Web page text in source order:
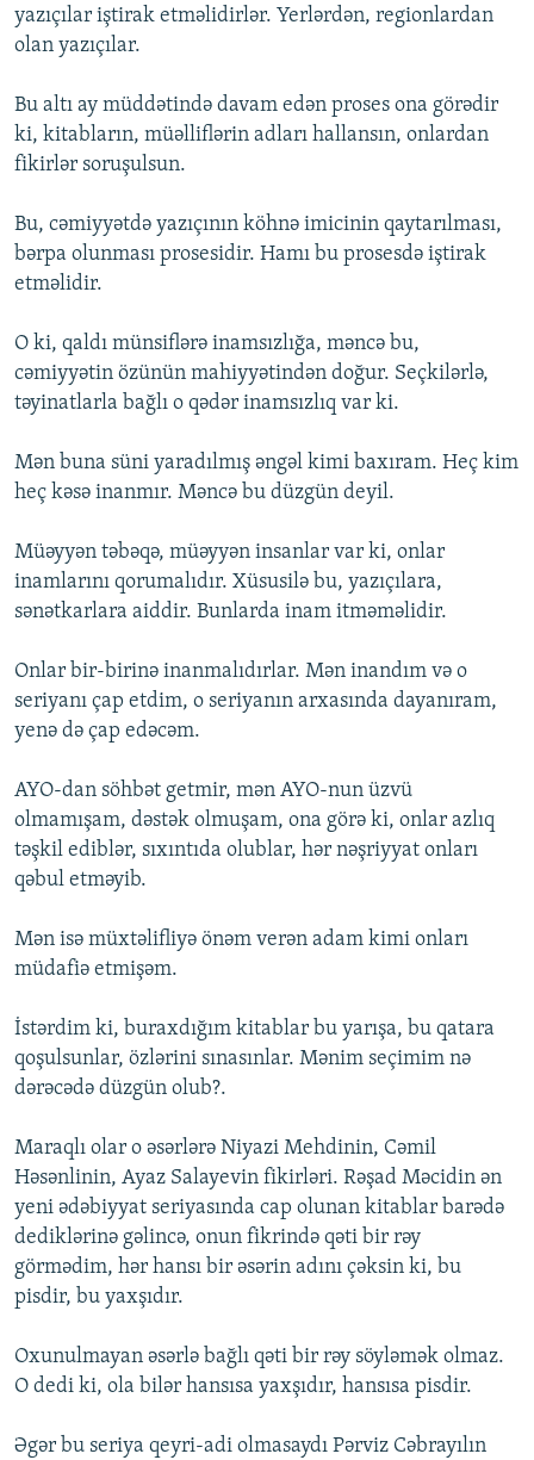
yazıçılar iştirak etməlidirlər. Yerlərdən, regionlardan
olan yazıçılar.
Bu altı ay müddətində davam edən proses ona görədir
ki, kitabların, müəlliflərin adları hallansın, onlardan
fikirlər soruşulsun.
Bu, cəmiyyətdə yazıçının köhnə imicinin qaytarılması,
bərpa olunması prosesidir. Hamı bu prosesdə iştirak
etməlidir.
O ki, qaldı münsiflərə inamsızlığa, məncə bu,
cəmiyyətin özünün mahiyyətindən doğur. Seçkilərlə,
təyinatlarla bağlı o qədər inamsızlıq var ki.
Mən buna süni yaradılmış əngəl kimi baxıram. Heç kim
heç kəsə inanmır. Məncə bu düzgün deyil.
Müəyyən təbəqə, müəyyən insanlar var ki, onlar
inamlarını qorumalıdır. Xüsusilə bu, yazıçılara,
sənətkarlara aiddir. Bunlarda inam itməməlidir.
Onlar bir-birinə inanmalıdırlar. Mən inandım və o
seriyanı çap etdim, o seriyanın arxasında dayanıram,
yenə də çap edəcəm.
AYO-dan söhbət getmir, mən AYO-nun üzvü
olmamışam, dəstək olmuşam, ona görə ki, onlar azlıq
təşkil ediblər, sıxıntıda olublar, hər nəşriyyat onları
qəbul etməyib.
Mən isə müxtəlifliyə önəm verən adam kimi onları
müdafiə etmişəm.
İstərdim ki, buraxdığım kitablar bu yarışa, bu qatara
qoşulsunlar, özlərini sınasınlar. Mənim seçimim nə
dərəcədə düzgün olub?.
Maraqlı olar o əsərlərə Niyazi Mehdinin, Cəmil
Həsənlinin, Ayaz Salayevin fikirləri. Rəşad Məcidin ən
yeni ədəbiyyat seriyasında cap olunan kitablar barədə
dediklərinə gəlincə, onun fikrində qəti bir rəy
görmədim, hər hansı bir əsərin adını çəksin ki, bu
pisdir, bu yaxşıdır.
Oxunulmayan əsərlə bağlı qəti bir rəy söyləmək olmaz.
O dedi ki, ola bilər hansısa yaxşıdır, hansısa pisdir.
Əgər bu seriya qeyri-adi olmasaydı Pərviz Cəbrayılın